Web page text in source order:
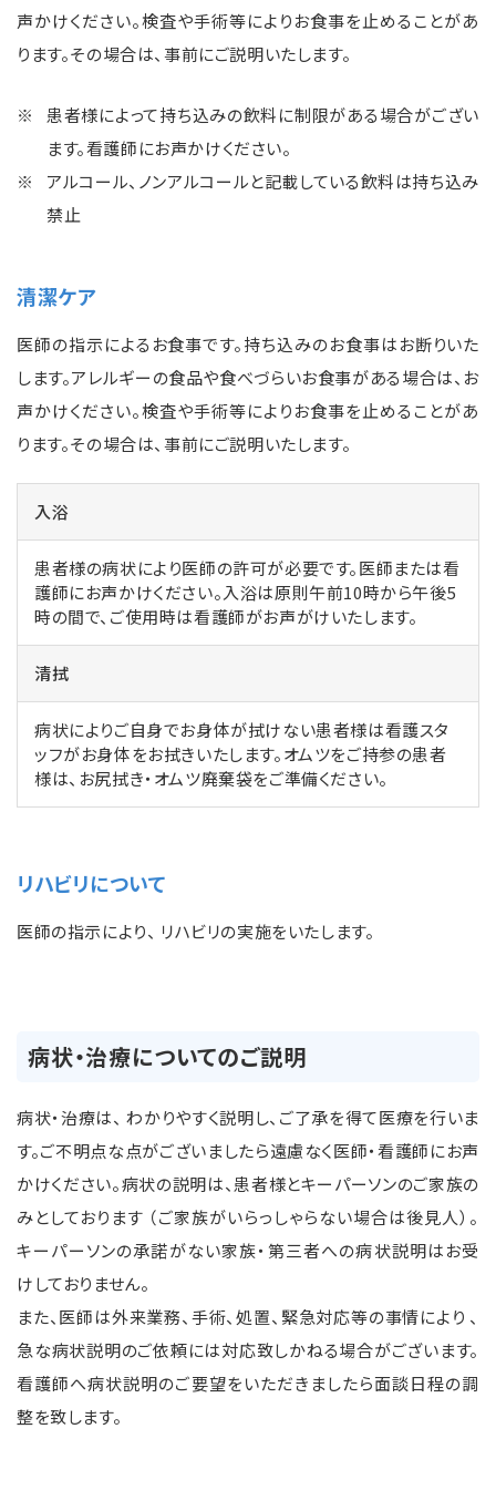
声かけください。検査や手術等によりお食事を止めることがあ
ります。その場合は、事前にご説明いたします。
患者様によって持ち込みの飲料に制限がある場合がござい
ます。看護師にお声かけください。
アルコール、ノンアルコールと記載している飲料は持ち込み
禁止
清潔ケア
医師の指示によるお食事です。持ち込みのお食事はお断りいた
します。アレルギーの食品や食べづらいお食事がある場合は、お
声かけください。検査や手術等によりお食事を止めることがあ
ります。その場合は、事前にご説明いたします。
入浴
患者様の病状により医師の許可が必要です。医師または看
護師にお声かけください。入浴は原則午前10時から午後5
時の間で、ご使用時は看護師がお声がけいたします。
清拭
病状によりご自身でお身体が拭けない患者様は看護スタ
ッフがお身体をお拭きいたします。オムツをご持参の患者
様は、お尻拭き・オムツ廃棄袋をご準備ください。
リハビリについて
医師の指示により、 リハビリの実施をいたします。
病状・治療についてのご説明
病状・治療は、 わかりやすく説明し、ご了承を得て医療を行いま
す。ご不明点な点がございましたら遠慮なく医師・看護師にお声
かけください。病状の説明は、患者様とキーパーソンのご家族の
みとしております （ご家族がいらっしゃらない場合は後見人）。
キーパーソンの承諾がない家族・第三者への病状説明はお受
けしておりません。
また、医師は外来業務、手術、処置、緊急対応等の事情により 、
急な病状説明のご依頼には対応致しかねる場合がございます。
看護師へ病状説明のご要望をいただきましたら面談日程の調
整を致します。